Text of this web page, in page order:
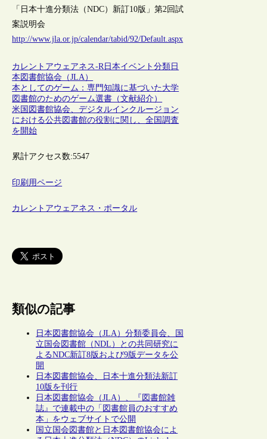
「日本十進分類法（NDC）新訂10版」第2回試
案説明会
http://www.jla.or.jp/calendar/tabid/92/Default.aspx
カレントアウェアネス-R日本イベント分類 日
本図書館協会（JLA）
本としてのゲーム：専門知識に基づいた大学
図書館のためのゲーム選書（文献紹介）
米国図書館協会、デジタルインクルージョン
における公共図書館の役割に関し、全国調査
を開始
累計アクセス数:5547
印刷用ページ
カレントアウェアネス・ポータル
類似の記事
日本図書館協会（JLA）分類委員会、国
立国会図書館（NDL）との共同研究に
よるNDC新訂8版および9版データを公
開
日本図書館協会、日本十進分類法新訂
10版を刊行
日本図書館協会（JLA）、『図書館雑
誌』で連載中の「図書館員のおすすめ
本」をウェブサイトで公開
国立国会図書館と日本図書館協会によ